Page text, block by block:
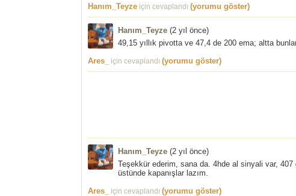
Hanım_Teyze için cevaplandı (yorumu göster)
Hanım_Teyze (2 yıl önce)
49,15 yıllık pivotta ve 47,4 de 200 ema; altta
Ares_
için cevaplandı (yorumu göster)
Hanım_Teyze (2 yıl önce)
Teşekkür ederim, sana da. 4hde al sinyali var,
üstünde kapanışlar lazım.
Ares_
için cevaplandı (yorumu göster)